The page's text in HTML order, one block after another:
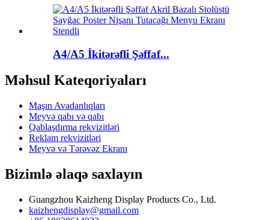
A4/A5 İkitərəfli Şəffaf...
Məhsul Kateqoriyaları
Maşın Avadanlıqları
Meyvə qabı və qabı
Qablaşdırma rekvizitləri
Reklam rekvizitləri
Meyvə və Tərəvəz Ekranı
Bizimlə əlaqə saxlayın
Guangzhou Kaizheng Display Products Co., Ltd.
kaizhengdisplay@gmail.com